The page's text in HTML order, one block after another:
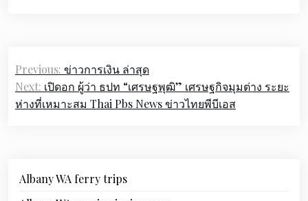
Post
navigation
Previous: ข่าวการเงิน ล่าสุด
Next: เปิดอก ผู้ว่า ธปท “เศรษฐพุฒิ” เศรษฐกิจมุมต่าง ระยะ
ห่างที่เหมาะสม Thai Pbs News ข่าวไทยพีบีเอส
Albany WA ferry trips